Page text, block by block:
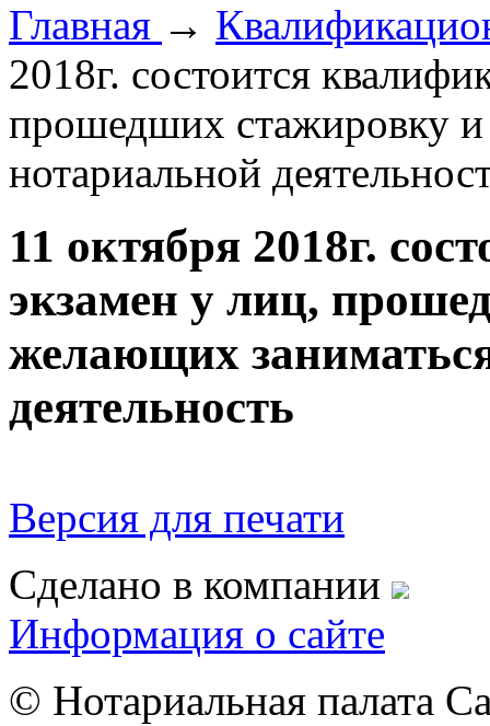
Главная →
2018г. состоится
прошедших стажировку
нотариальной
11 октября 2018г.
экзамен у лиц,
желающих
деятельность
Версия для печати
Сделано в компании
Информация о сайте
© Нотариальная палата